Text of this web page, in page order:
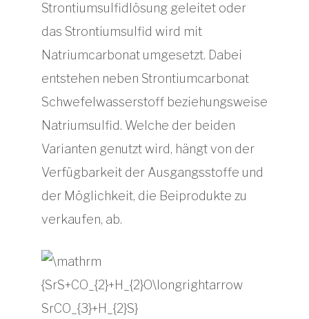
Strontiumsulfidlösung geleitet oder
das Strontiumsulfid wird mit
Natriumcarbonat umgesetzt. Dabei
entstehen neben Strontiumcarbonat
Schwefelwasserstoff beziehungsweise
Natriumsulfid. Welche der beiden
Varianten genutzt wird, hängt von der
Verfügbarkeit der Ausgangsstoffe und
der Möglichkeit, die Beiprodukte zu
verkaufen, ab.